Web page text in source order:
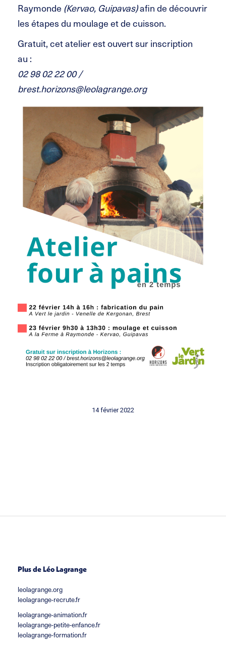
Raymonde(Kervao, Guipavas)afin de découvrir
les étapes du moulage et de cuisson.
Gratuit, cet atelier est ouvert sur inscription
au :
02 98 02 22 00 /
brest.horizons@leolagrange.org
14 février 2022
Plus de Léo Lagrange
leolagrange.org
leolagrange-recrute.fr
leolagrange-animation.fr
leolagrange-petite-enfance.fr
leolagrange-formation.fr